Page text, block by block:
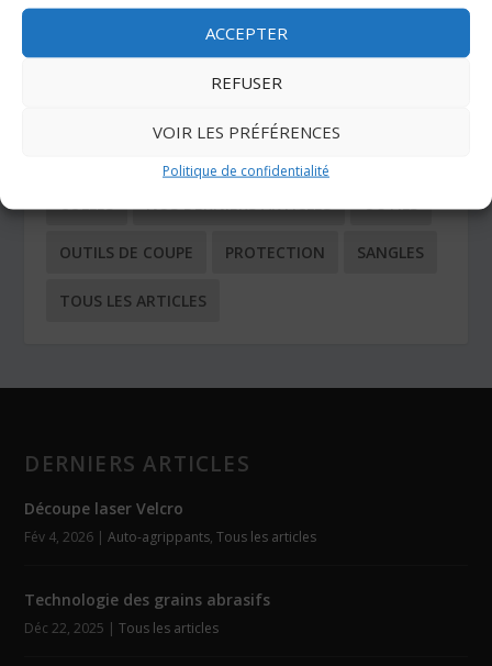
ACCEPTER
REFUSER
VOIR LES PRÉFÉRENCES
Politique de confidentialité
COLLES NOS DERNIERS ARTICLES OUTILS
OUTILS DE COUPE PROTECTION SANGLES
TOUS LES ARTICLES
DERNIERS ARTICLES
Découpe laser Velcro
Fév 4, 2026 |Auto-agrippants,Tous les articles
Technologie des grains abrasifs
Déc 22, 2025 |Tous les articles